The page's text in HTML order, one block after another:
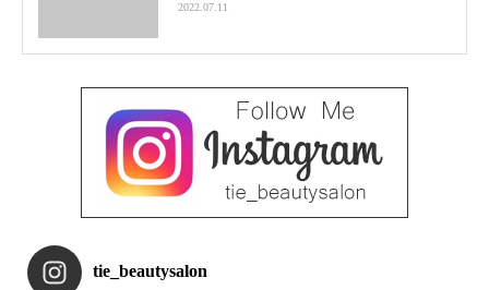
2022.07.11
tie_beautysalon